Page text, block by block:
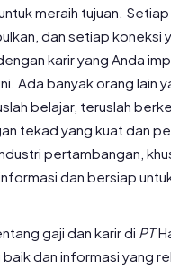
meraih tujuan.
dan setiap koneksi
karir yang Anda
Ada banyak orang lain
belajar, teruslah
tekad yang kuat dan
pertambangan,
dan bersiap
gaji dan karir di PT
dan informasi yang